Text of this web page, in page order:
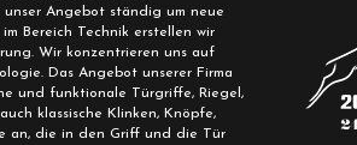
Angebot ständig um neue
Bereich Technik erstellen wir
Wir konzentrieren uns auf
Das Angebot unserer Firma
und funktionale Türgriffe, Riegel,
klassische Klinken, Knöpfe,
an, die in den Griff und die Tür